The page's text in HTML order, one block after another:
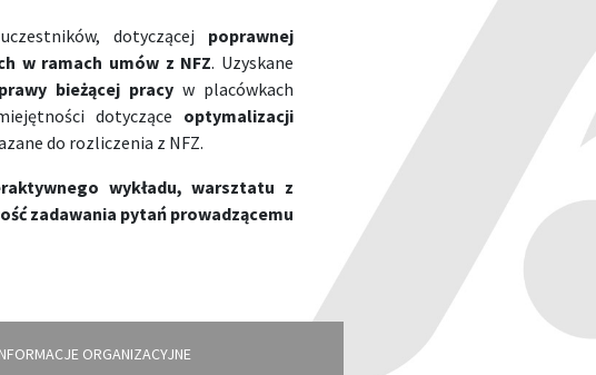
dotyczącej poprawnej
w ramach umów z NFZ. Uzyskane
bieżącej pracyw placówkach
dotyczące optymalizacji
do rozliczenia z NFZ.
wykładu, warsztatu z
zadawania pytań prowadzącemu
ORGANIZACYJNE